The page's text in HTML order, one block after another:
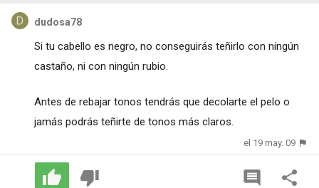
dudosa78
Si tu cabello es negro, no conseguirás teñirlo con ningún
castaño, ni con ningún rubio.
Antes de rebajar tonos tendrás que decolarte el pelo o
jamás podrás teñirte de tonos más claros.
el 19 may. 09